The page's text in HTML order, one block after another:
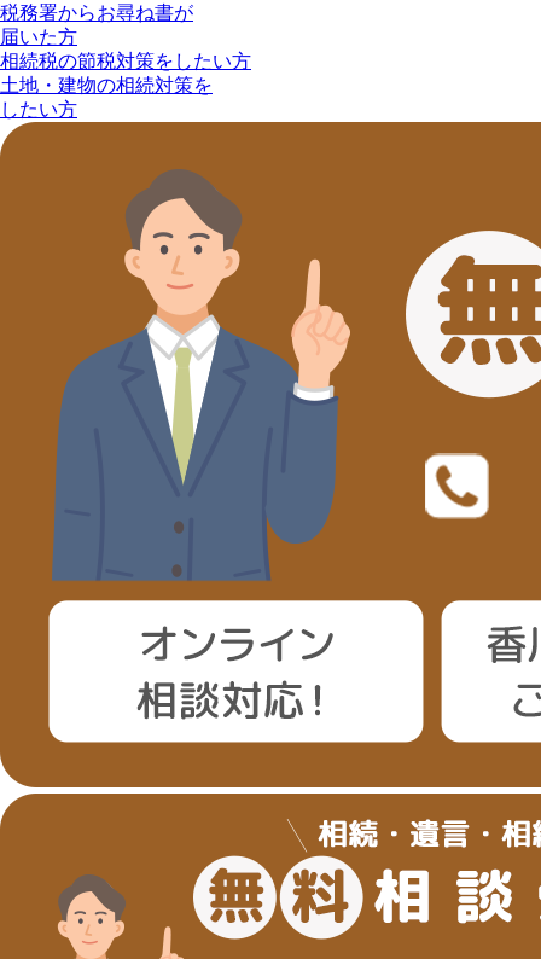
税務署からお尋ね書が
届いた方
相続税の節税対策をしたい方
土地・建物の相続対策を
したい方